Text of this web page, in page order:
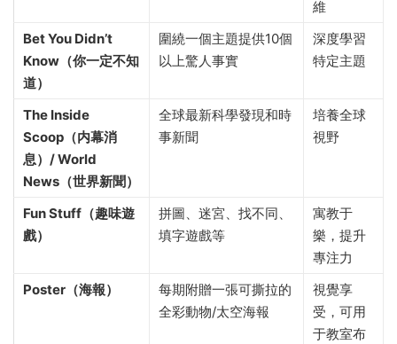
維
Bet You Didn’t
Know（你一定不知
道）
圍繞一個主題提供10個
以上驚人事實
深度學習
特定主題
The Inside
Scoop（内幕消
息）/ World
News（世界新聞）
全球最新科學發現和時
事新聞
培養全球
視野
Fun Stuff（趣味遊
戲）
拼圖、迷宮、找不同、
填字遊戲等
寓教于
樂，提升
專注力
Poster（海報）
每期附贈一張可撕拉的
全彩動物/太空海報
視覺享
受，可用
于教室布